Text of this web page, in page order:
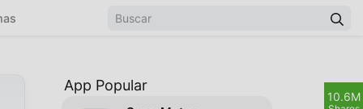
App Popular
10.6M